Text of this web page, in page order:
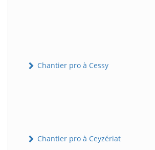
Chantier pro à Cessy
Chantier pro à Ceyzériat